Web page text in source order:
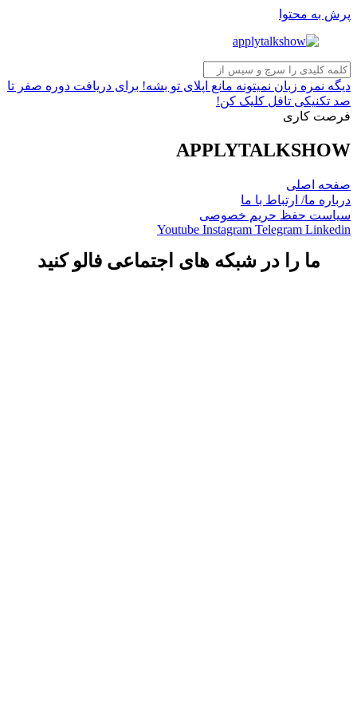
پرش به محتوا
دیگه نمره زبان نمیتونه مانع اپلای تو بشه! برای دریافت دوره صفر تا
صد تکنیکی تافل کلیک کن!
فرصت کاری
APPLYTALKSHOW
صفحه اصلی
درباره ما/ ارتباط با ما
سیاست حفظ حریم خصوصی
Youtube Instagram Telegram Linkedin
ما را در شبکه های اجتماعی فالو کنید